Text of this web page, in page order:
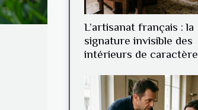
L’artisanat français : la
signature invisible des
intérieurs de caractère